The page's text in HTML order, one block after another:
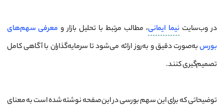
در وب‌سایتنیما ایمانی، مطالب مرتبط با تحلیل بازار و معرفی سهم‌های
بورسبه‌صورت دقیق و به‌روز ارائه می‌شود تا سرمایه‌گذاران با آگاهی کامل
تصمیم‌گیری کنند.
توضیحاتی که برای این سهم بورسی در این صفحه نوشته شده است به معنای